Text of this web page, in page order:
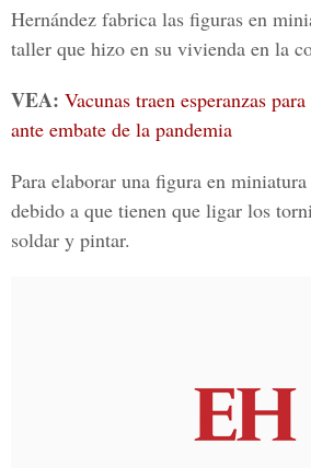
Hernández fabrica las figuras en
taller que hizo en su vivienda en la
VEA: Vacunas traen esperanzas
ante embate de la pandemia
Para elaborar una figura en
debido a que tienen que ligar los
soldar y pintar.